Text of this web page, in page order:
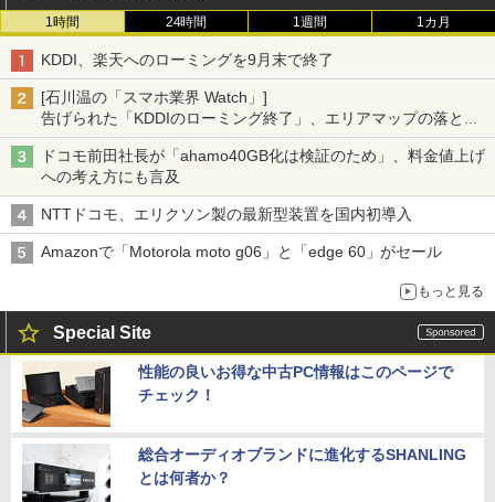
1時間 24時間 1週間 1カ月
KDDI、楽天へのローミングを9月末で終了
[石川温の「スマホ業界 Watch」]
告げられた「KDDIのローミング終了」、エリアマップの落とし
穴と楽天モバイルの課題
ドコモ前田社長が「ahamo40GB化は検証のため」、料金値上げ
への考え方にも言及
NTTドコモ、エリクソン製の最新型装置を国内初導入
Amazonで「Motorola moto g06」と「edge 60」がセール
もっと見る
Special Site
性能の良いお得な中古PC情報はこのページで
チェック！
総合オーディオブランドに進化するSHANLING
とは何者か？